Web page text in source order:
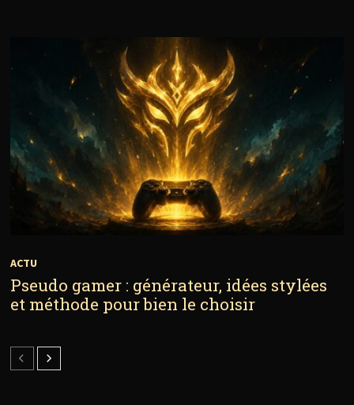
ACTU
Pseudo gamer : générateur, idées stylées
et méthode pour bien le choisir